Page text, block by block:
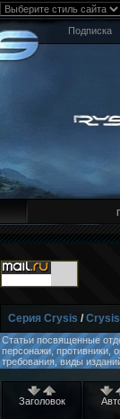
Подписка
Серия Crysis /
Статьи посвященные
персонажи, противники,
требования, виды
Заголовок